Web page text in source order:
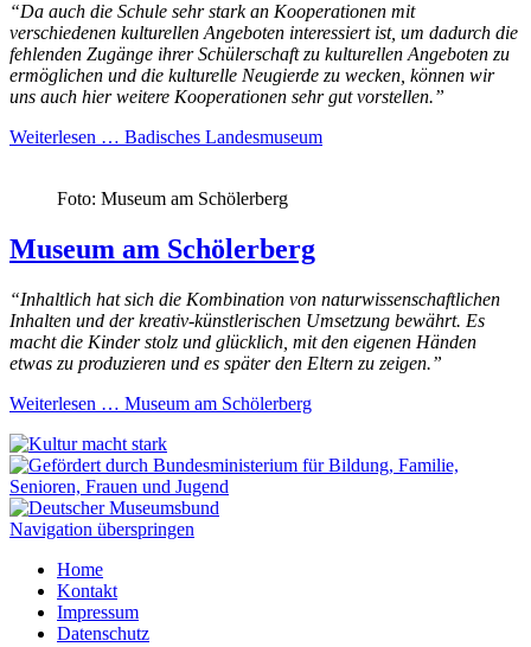
“Da auch die Schule sehr stark an Kooperationen mit
verschiedenen kulturellen Angeboten interessiert ist, um dadurch die
fehlenden Zugänge ihrer Schülerschaft zu kulturellen Angeboten zu
ermöglichen und die kulturelle Neugierde zu wecken, können wir
uns auch hier weitere Kooperationen sehr gut vorstellen.”
Weiterlesen … Badisches Landesmuseum
Foto: Museum am Schölerberg
Museum am Schölerberg
“Inhaltlich hat sich die Kombination von naturwissenschaftlichen
Inhalten und der kreativ-künstlerischen Umsetzung bewährt. Es
macht die Kinder stolz und glücklich, mit den eigenen Händen
etwas zu produzieren und es später den Eltern zu zeigen.”
Weiterlesen … Museum am Schölerberg
Navigation überspringen
Home
Kontakt
Impressum
Datenschutz